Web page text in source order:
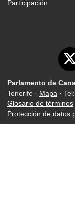
Participación
Parlamento de
Tenerife · Mapa ·
Glosario de términos
Protección de datos